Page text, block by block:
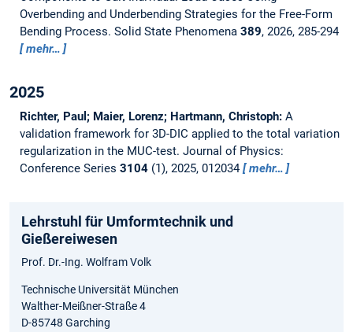
Overbending and Underbending Strategies for the Free-Form
Bending Process. Solid State Phenomena 389, 2026, 285-294
mehr…
2025
Richter, Paul; Maier, Lorenz; Hartmann, Christoph: A
validation framework for 3D-DIC applied to the total variation
regularization in the MUC-test. Journal of Physics:
Conference Series 3104(1), 2025, 012034 mehr…
Lehrstuhl für Umformtechnik und
Gießereiwesen
Prof. Dr.-Ing. Wolfram Volk
Technische Universität München
Walther-Meißner-Straße 4
D-85748 Garching